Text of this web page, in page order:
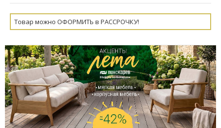
Товар можно ОФОРМИТЬ в РАССРОЧКУ!